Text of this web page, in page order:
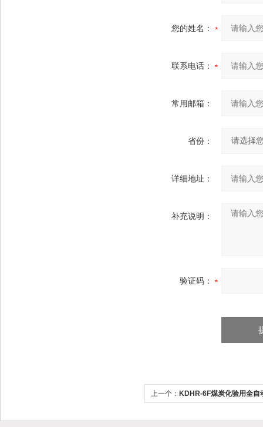
您的姓名：
联系电话：
常用邮箱：
省份：
详细地址：
补充说明：
验证码：
上一个： KDHR-6F煤炭化验用全自